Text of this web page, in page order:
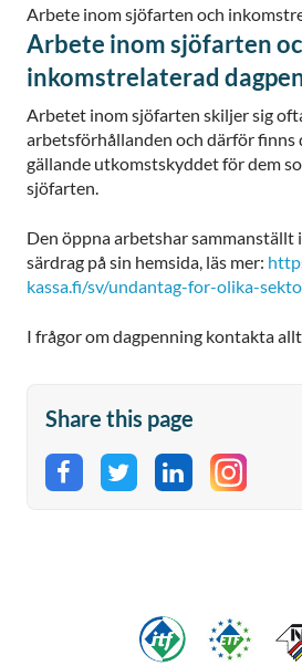
Arbete inom sjöfarten och
Arbete inom sjöfarten
inkomstrelaterad
Arbetet inom sjöfarten skiljer sig
arbetsförhållanden och därför finns
gällande utkomstskyddet för dem
sjöfarten.
Den öppna arbetshar sammanställt
särdrag på sin hemsida, läs mer:
kassa.fi/sv/undantag-for-olika-
I frågor om dagpenning kontakta
Share this page
Share on Facebook
Share on Twitter
Share on